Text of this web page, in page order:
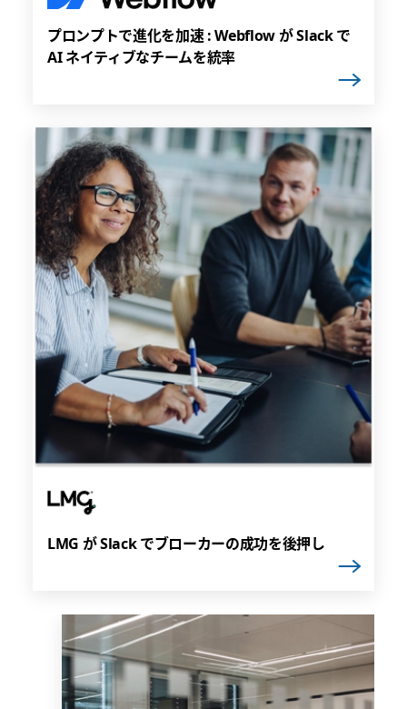
プロンプトで進化を加速 : Webflow が Slack で
AI ネイティブなチームを統率
LMG が Slack でブローカーの成功を後押し